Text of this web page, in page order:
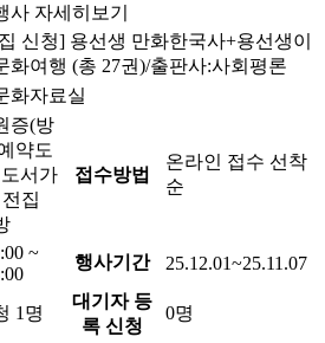
사 자세히보기
신청] 용선생 만화한국사+용선생이
화여행 (총 27권)/출판사:사회평론
화자료실
증(방
약도
서가
집
접수방법
온라인 접수 선착
순
~
행사기간 25.12.01~25.11.07
1명
대기자 등
록 신청
0명